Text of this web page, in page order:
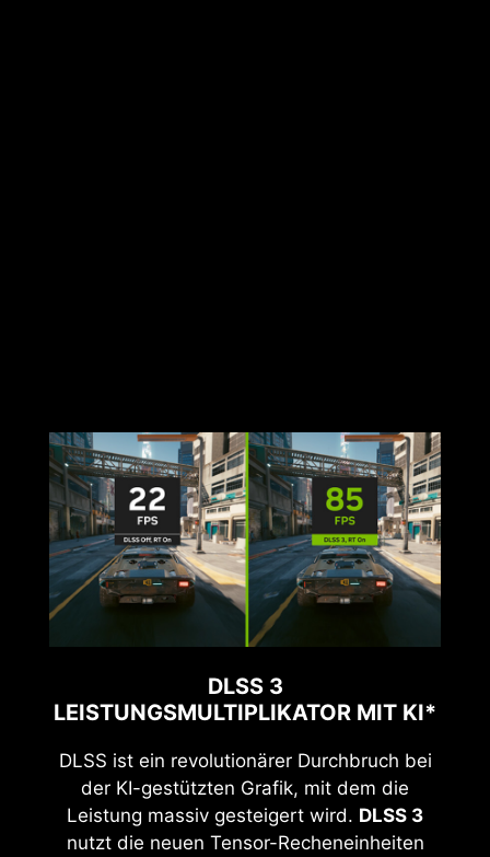
DLSS 3
LEISTUNGSMULTIPLIKATOR MIT KI*
DLSS ist ein revolutionärer Durchbruch bei
der KI-gestützten Grafik, mit dem die
Leistung massiv gesteigert wird. DLSS 3
nutzt die neuen Tensor-Recheneinheiten